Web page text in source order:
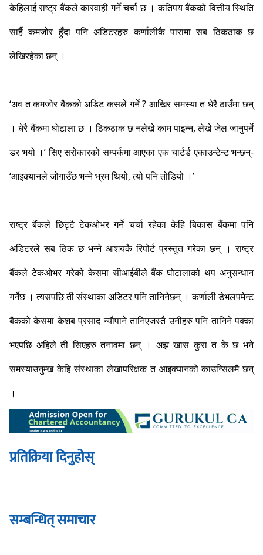
केहिलाई राष्ट्र बैंकले कारवाही गर्ने चर्चा छ । कतिपय बैंकको वित्तीय स्थिति
सार्है कमजोर हुँदा पनि अडिटरहरु कर्णालीकै पारामा सब ठिकठाक छ
लेखिरहेका छन् ।
‘अव त कमजोर बैंकको अडिट कसले गर्ने ? आखिर समस्या त धेरै ठाउँमा छन्
। धेरै बैंकमा घोटाला छ । ठिकठाक छ नलेखे काम पाइन्न, लेखे जेल जानुपर्ने
डर भयो ।’ सिए सरोकारको सम्पर्कमा आएका एक चार्टर्ड एकाउन्टेन्ट भन्छन्-
‘आइक्यानले जोगाउँछ भन्ने भ्रम थियो, त्यो पनि तोडियो ।’
राष्ट्र बैंकले छिट्टै टेकओभर गर्ने चर्चा रहेका केहि बिकास बैंकमा पनि
अडिटरले सब ठिक छ भन्ने आशयकै रिपोर्ट प्रस्तुत गरेका छन् । राष्ट्र
बैंकले टेकओभर गरेको केसमा सीआईबीले बैंक घोटालाको थप अनुसन्धान
गर्नेछ । त्यसपछि ती संस्थाका अडिटर पनि तानिनेछन् । कर्णाली डेभलपमेन्ट
बैंकको केसमा केशब प्रसाद न्यौपाने तानिएजस्तै उनीहरु पनि तानिने पक्का
भएपछि अहिले ती सिएहरु तनावमा छन् । अझ खास कुरा त के छ भने
समस्याउनुम्ख केहि संस्थाका लेखापरिक्षक त आइक्यानको काउन्सिलमै छन्
।
प्रतिक्रिया दिनुहोस्
सम्बन्धित् समाचार